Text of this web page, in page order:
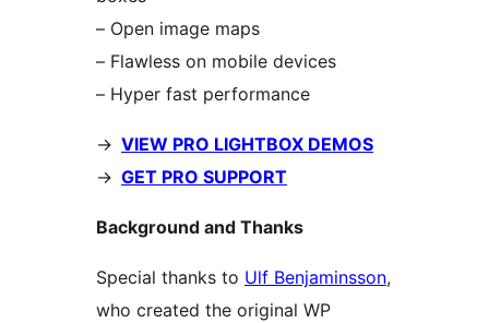
– Open image maps
– Flawless on mobile devices
– Hyper fast performance
-> VIEW PRO LIGHTBOX DEMOS
-> GET PRO SUPPORT
Background and Thanks
Special thanks to Ulf Benjaminsson,
who created the original WP